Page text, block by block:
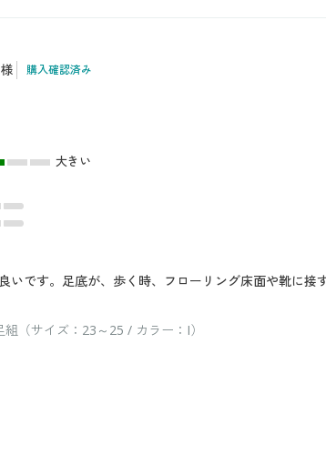
購入確認済み
大きい
いです。足底が、歩く時、フローリング床面や靴に
（サイズ：23～25 / カラー：I）